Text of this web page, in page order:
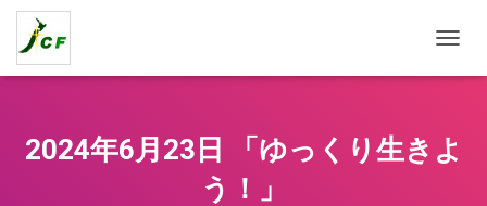
O
L
E
2024年6月23日 「ゆっくり生きよ
う！」